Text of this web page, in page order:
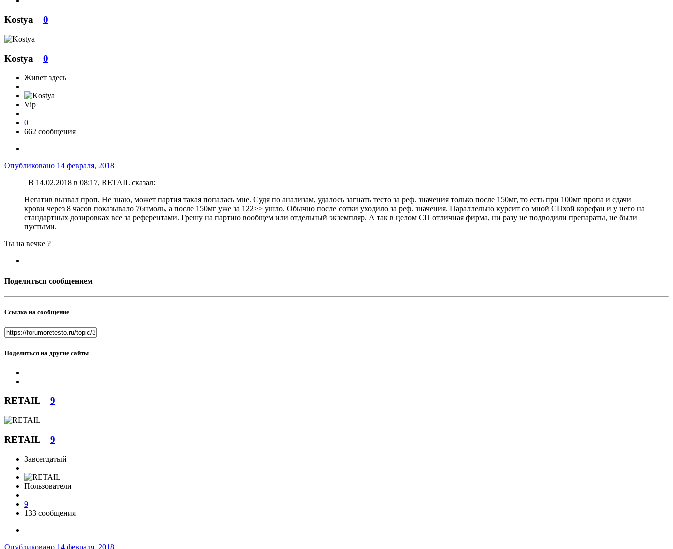
Kostya 0
Kostya 0
Живет здесь
Vip
0
662 сообщения
Опубликовано 14 февраля, 2018
В 14.02.2018 в 08:17, RETAIL сказал:
Негатив вызвал проп. Не знаю, может партия такая попалась мне. Судя по анализам, удалось загнать тесто за реф. значения только после 150мг, то есть при 100мг пропа и сдачи
крови через 8 часов показывало 76нмоль, а после 150мг уже за 122>> ушло. Обычно после сотки уходило за реф. значения. Параллельно курсит со мной СПхой корефан и у него на
стандартных дозировках все за референтами. Грешу на партию вообщем или отдельный экземпляр. А так в целом СП отличная фирма, ни разу не подводили препараты, не были
пустыми.
Ты на вечке ?
Поделиться сообщением
Ссылка на сообщение
Поделиться на другие сайты
RETAIL 9
RETAIL 9
Завсегдатый
Пользователи
9
133 сообщения
Опубликовано 14 февраля, 2018